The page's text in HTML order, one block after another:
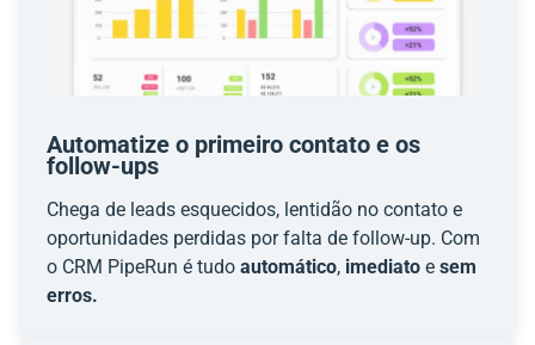
Automatize o primeiro contato e os
follow-ups
Chega de leads esquecidos, lentidão no contato e
oportunidades perdidas por falta de follow-up. Com
o CRM PipeRun é tudo automático, imediato e sem
erros.